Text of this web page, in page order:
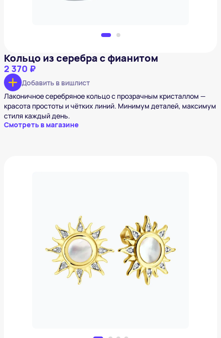
Кольцо из серебра с фианитом
2 370 ₽
Добавить в вишлист
Лаконичное серебряное кольцо с прозрачным кристаллом —
красота простоты и чётких линий. Минимум деталей, максимум
стиля каждый день.
Смотреть в магазине
Серьги из золочёного серебра с перламутром и
фианитами
5 310 ₽
Добавить в вишлист